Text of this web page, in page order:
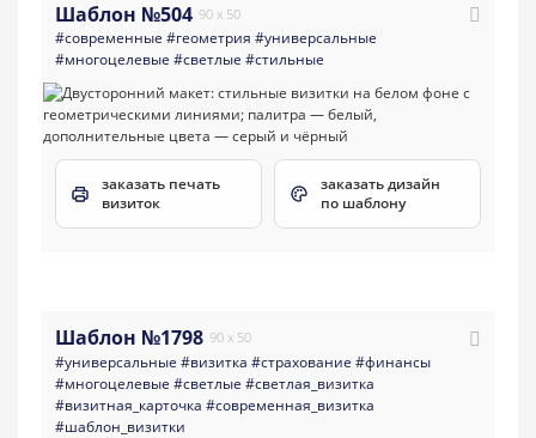
Шаблон №504 90 x 50
#современные #геометрия #универсальные
#многоцелевые #светлые #стильные
заказать печать
визиток
заказать дизайн
по шаблону
Шаблон №1798 90 x 50
#универсальные #визитка #страхование #финансы
#многоцелевые #светлые #светлая_визитка
#визитная_карточка #современная_визитка
#шаблон_визитки